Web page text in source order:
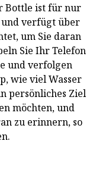
Bottle ist für nur
und verfügt über
um Sie daran
Sie Ihr Telefon
und verfolgen
wie viel Wasser
persönliches Ziel
möchten, und
zu erinnern, so